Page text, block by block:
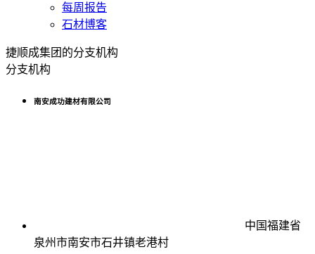
每周报告
石材博客
捷顺成集团的分支机构
分支机构
南安成功建材有限公司
中国福建省
泉州市南安市石井镇老港村